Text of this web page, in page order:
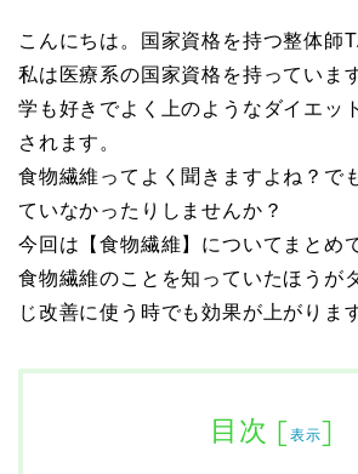
こんにちは。国家資格を持つ整体師
私は医療系の国家資格を持っていま
学も好きでよく上のようなダイエッ
されます。
食物繊維ってよく聞きますよね？で
ていなかったりしませんか？
今回は【食物繊維】についてまとめ
食物繊維のことを知っていたほうが
じ改善に使う時でも効果が上がりま
目次 [表示]